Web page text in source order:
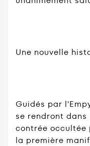
Une nouvelle
Guidés par
se rendront dans
contrée occultée
la première